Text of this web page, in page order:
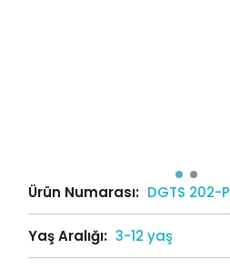
Ürün Numarası: DGTS 202-P
Yaş Aralığı: 3-12 yaş